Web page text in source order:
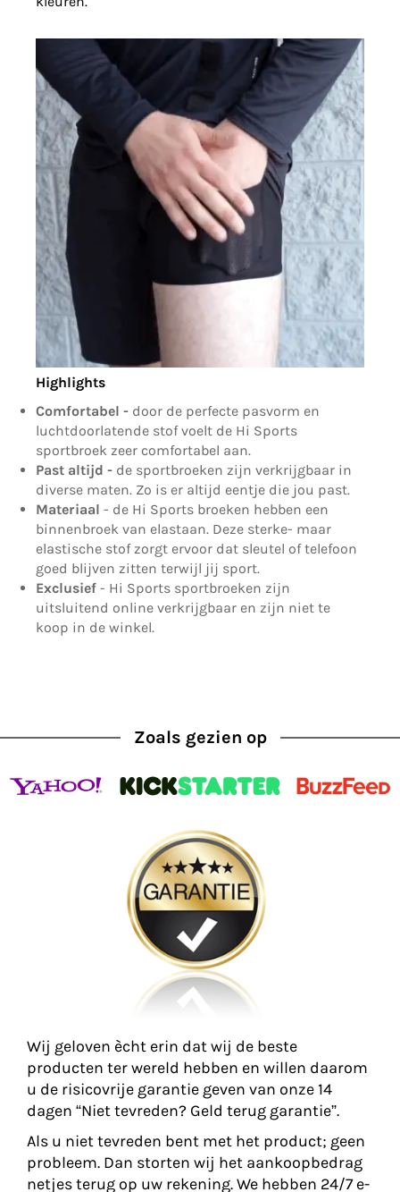
Highlights
Comfortabel - door de perfecte pasvorm en
luchtdoorlatende stof voelt de Hi Sports
sportbroek zeer comfortabel aan.
Past altijd - de sportbroeken zijn verkrijgbaar in
diverse maten. Zo is er altijd eentje die jou past.
Materiaal - de Hi Sports broeken hebben een
binnenbroek van elastaan. Deze sterke- maar
elastische stof zorgt ervoor dat sleutel of telefoon
goed blijven zitten terwijl jij sport.
Exclusief - Hi Sports sportbroeken zijn
uitsluitend online verkrijgbaar en zijn niet te
koop in de winkel.
Zoals gezien op
Wij geloven ècht erin dat wij de beste
producten ter wereld hebben en willen daarom
u de risicovrije garantie geven van onze 14
dagen “Niet tevreden? Geld terug garantie”.
Als u niet tevreden bent met het product; geen
probleem. Dan storten wij het aankoopbedrag
netjes terug op uw rekening. We hebben 24/7 e-